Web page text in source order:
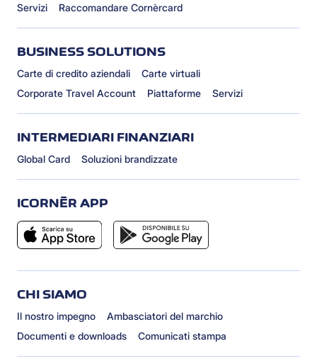
Servizi
Raccomandare Cornèrcard
BUSINESS SOLUTIONS
Carte di credito aziendali
Carte virtuali
Corporate Travel Account
Piattaforme Servizi
INTERMEDIARI FINANZIARI
Global Card Soluzioni brandizzate
ICORNÈR APP
CHI SIAMO
Il nostro impegno
Ambasciatori del marchio
Documenti e downloads
Comunicati stampa